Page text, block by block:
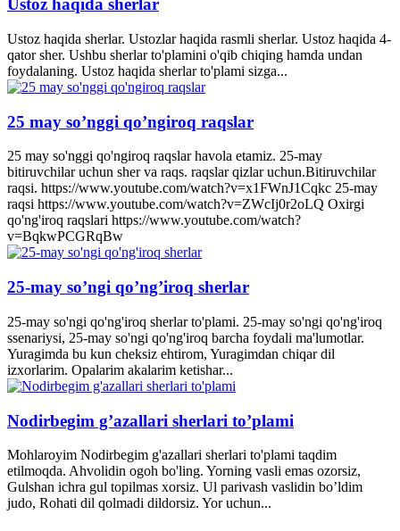
Ustoz haqida sherlar
Ustoz haqida sherlar. Ustozlar haqida rasmli sherlar. Ustoz haqida 4-
qator sher. Ushbu sherlar to'plamini o'qib chiqing hamda undan
foydalaning. Ustoz haqida sherlar to'plami sizga...
25 may so’nggi qo’ngiroq raqslar
25 may so'nggi qo'ngiroq raqslar havola etamiz. 25-may
bitiruvchilar uchun sher va raqs. raqslar qizlar uchun.Bitiruvchilar
raqsi. https://www.youtube.com/watch?v=x1FWnJ1Cqkc 25-may
raqsi https://www.youtube.com/watch?v=ZWcIj0r2oLQ Oxirgi
qo'ng'iroq raqslari https://www.youtube.com/watch?
v=BqkwPCGRqBw
25-may so’ngi qo’ng’iroq sherlar
25-may so'ngi qo'ng'iroq sherlar to'plami. 25-may so'ngi qo'ng'iroq
ssenariysi, 25-may so'ngi qo'ng'iroq barcha foydali ma'lumotlar.
Yuragimda bu kun cheksiz ehtirom, Yuragimdan chiqar dil
izxorlarim. Opalarim akalarim ketishar...
Nodirbegim g’azallari sherlari to’plami
Mohlaroyim Nodirbegim g'azallari sherlari to'plami taqdim
etilmoqda. Ahvolidin ogoh bo'ling. Yorning vasli emas ozorsiz,
Gulshan ichra gul topilmas xorsiz. Ul parivash vaslidin bo’ldim
judo, Rohati dil qolmadi dildorsiz. Yor uchun...